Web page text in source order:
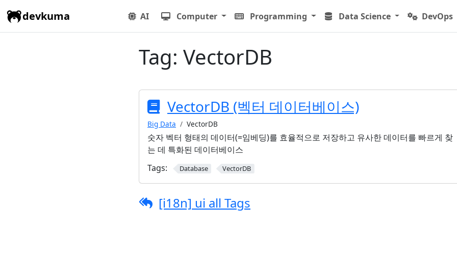
devkuma AI Computer Programming Data Science DevOps
Tag: VectorDB
VectorDB (벡터 데이터베이스)
Big Data VectorDB
숫자 벡터 형태의 데이터(=임베딩)를 효율적으로 저장하고 유사한 데이터를 빠르게 찾
는 데 특화된 데이터베이스
Tags:
Database VectorDB
[i18n] ui all Tags